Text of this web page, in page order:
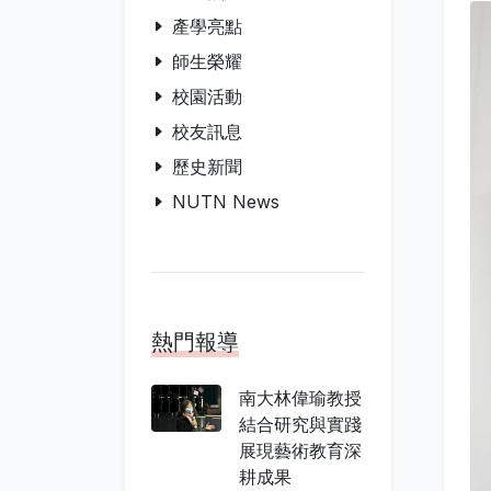
產學亮點
師生榮耀
校園活動
校友訊息
歷史新聞
NUTN News
熱門報導
南大林偉瑜教授
結合研究與實踐
展現藝術教育深
耕成果